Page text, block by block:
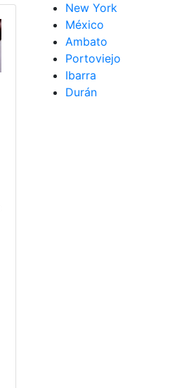
New York
México
Ambato
Portoviejo
Ibarra
Durán